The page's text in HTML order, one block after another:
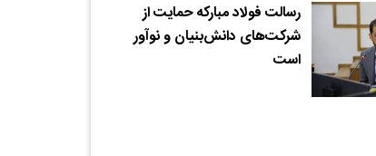
رسالت فولاد مبارکه حمایت از
شرکت‌های دانش‌بنیان و نوآور
است